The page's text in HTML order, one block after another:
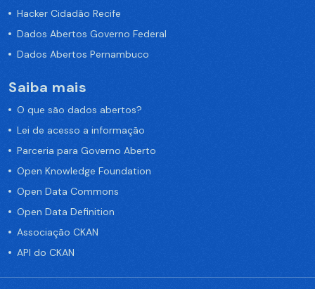
Hacker Cidadão Recife
Dados Abertos Governo Federal
Dados Abertos Pernambuco
Saiba mais
O que são dados abertos?
Lei de acesso a informação
Parceria para Governo Aberto
Open Knowledge Foundation
Open Data Commons
Open Data Definition
Associação CKAN
API do CKAN